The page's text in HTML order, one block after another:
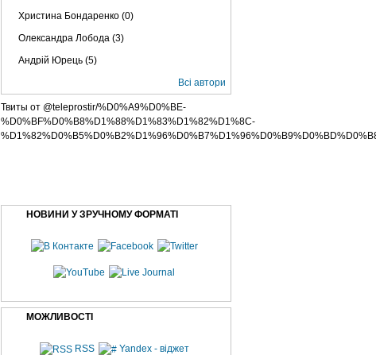
Христина Бондаренко (0)
Олександра Лобода (3)
Андрій Юрець (5)
Всі автори
Твиты от @teleprostir/%D0%A9%D0%BE-
%D0%BF%D0%B8%D1%88%D1%83%D1%82%D1%8C-
НОВИНИ У ЗРУЧНОМУ ФОРМАТІ
МОЖЛИВОСТІ
RSS Yandex - віджет